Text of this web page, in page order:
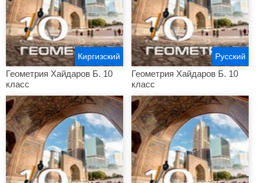
Геометрия Хайдаров Б. 10
класс
Киргизский
Геометрия Хайдаров Б. 10
класс
Русский